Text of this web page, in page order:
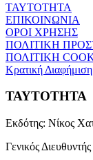
ΤΑΥΤΟΤΗΤΑ
ΕΠΙΚΟΙΝΩΝΙΑ
ΟΡΟΙ ΧΡΗΣΗΣ
ΠΟΛΙΤΙΚΗ
ΠΟΛΙΤΙΚΗ
Κρατική Διαφήμιση
ΤΑΥΤΟΤΗΤΑ
Εκδότης: Νίκος
Γενικός Διευθυντής